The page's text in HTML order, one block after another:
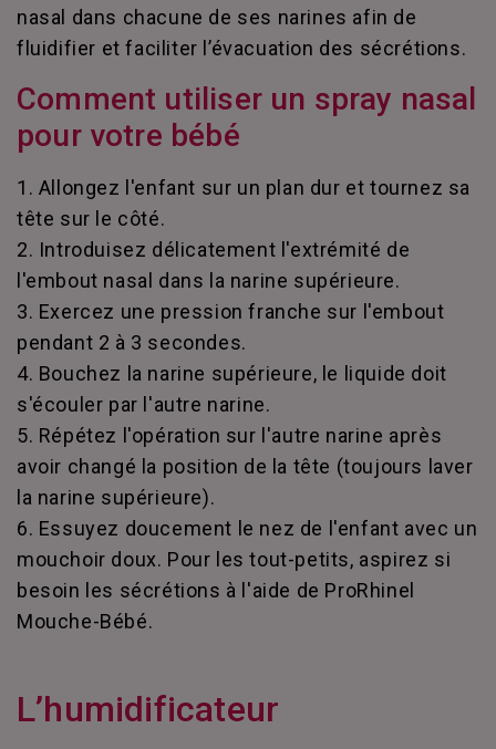
nasal dans chacune de ses narines afin de
fluidifier et faciliter l’évacuation des sécrétions.
Comment utiliser un spray nasal
pour votre bébé
1. Allongez l'enfant sur un plan dur et tournez sa
tête sur le côté.
2. Introduisez délicatement l'extrémité de
l'embout nasal dans la narine supérieure.
3. Exercez une pression franche sur l'embout
pendant 2 à 3 secondes.
4. Bouchez la narine supérieure, le liquide doit
s'écouler par l'autre narine.
5. Répétez l'opération sur l'autre narine après
avoir changé la position de la tête (toujours laver
la narine supérieure).
6. Essuyez doucement le nez de l'enfant avec un
mouchoir doux. Pour les tout-petits, aspirez si
besoin les sécrétions à l'aide de ProRhinel
Mouche-Bébé.
L’humidificateur